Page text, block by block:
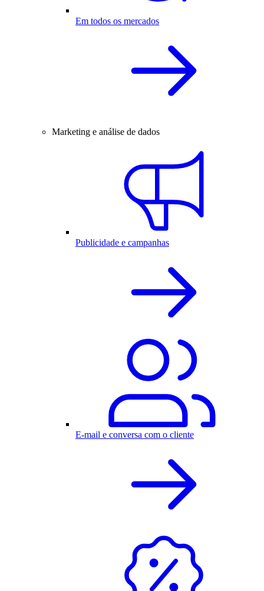
Em todos os mercados
Marketing e análise de dados
Publicidade e campanhas
E-mail e conversa com o cliente